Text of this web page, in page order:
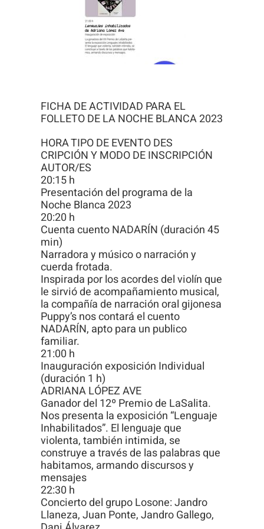
FICHA DE ACTIVIDAD PARA EL
FOLLETO DE LA NOCHE BLANCA 2023
HORA TIPO DE EVENTO DES
CRIPCIÓN Y MODO DE INSCRIPCIÓN
AUTOR/ES
20:15 h
Presentación del programa de la
Noche Blanca 2023
20:20 h
Cuenta cuento NADARÍN (duración 45
min)
Narradora y músico o narración y
cuerda frotada.
Inspirada por los acordes del violín que
le sirvió de acompañamiento musical,
la compañía de narración oral gijonesa
Puppy’s nos contará el cuento
NADARÍN, apto para un publico
familiar.
21:00 h
Inauguración exposición Individual
(duración 1 h)
ADRIANA LÓPEZ AVE
Ganador del 12º Premio de LaSalita.
Nos presenta la exposición “Lenguaje
Inhabilitados”. El lenguaje que
violenta, también intimida, se
construye a través de las palabras que
habitamos, armando discursos y
mensajes
22:30 h
Concierto del grupo Losone: Jandro
Llaneza, Juan Ponte, Jandro Gallego,
base a cómo
se usa la
Para que
funcione lo
durante tu
visita. Si
rechaza estas
cookies,
algunas
funcionalidades
de la web.